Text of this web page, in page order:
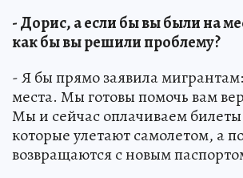
- Дорис, а если бы вы были на
как бы вы решили проблему?
- Я бы прямо заявила
места. Мы готовы помочь вам
Мы и сейчас оплачиваем
которые улетают самолетом, а
возвращаются с новым